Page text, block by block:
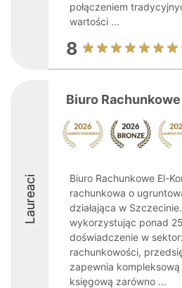
połączeniem
wartości ...
8
Laureaci
Biuro
Biuro Rachunkowe El-
rachunkowa o
działająca w
wykorzystując ponad
doświadczenie w
rachunkowości,
zapewnia kompleksową
księgową zarówno ...